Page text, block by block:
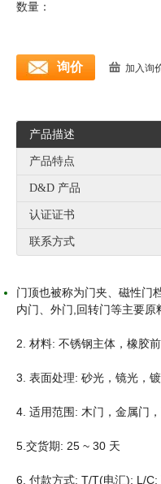
数量：
询价 加入询
产品描述
产品特点
D&D 产品
认证证书
联系方式
门顶也被称为门夹、磁性门
内门、外门,回转门等主要
2. 材料: 不锈钢主体，橡胶
3. 表面处理: 砂光，镜光，
4. 适用范围: 木门，金属门
5.交货期: 25 ~ 30 天
6. 付款方式: T/T(电汇); L/C;